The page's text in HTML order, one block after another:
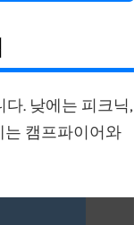
. 낮에는 피크닉,
는 캠프파이어와